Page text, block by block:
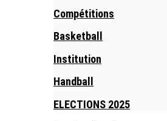
Compétitions
Basketball
Institution
Handball
ELECTIONS 2025